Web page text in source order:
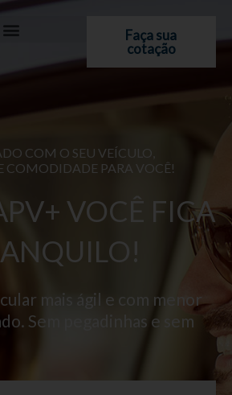
Faça sua
cotação
COM O SEU VEÍCULO,
COMODIDADE PARA VOCÊ!
VOCÊ FICA
mais ágil e com menor
Sem pegadinhas e sem